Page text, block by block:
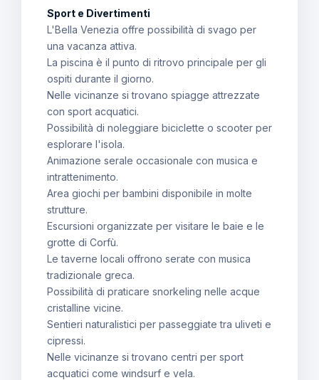
Sport e Divertimenti
L'Bella Venezia offre possibilità di svago per
una vacanza attiva.
La piscina è il punto di ritrovo principale per gli
ospiti durante il giorno.
Nelle vicinanze si trovano spiagge attrezzate
con sport acquatici.
Possibilità di noleggiare biciclette o scooter per
esplorare l'isola.
Animazione serale occasionale con musica e
intrattenimento.
Area giochi per bambini disponibile in molte
strutture.
Escursioni organizzate per visitare le baie e le
grotte di Corfù.
Le taverne locali offrono serate con musica
tradizionale greca.
Possibilità di praticare snorkeling nelle acque
cristalline vicine.
Sentieri naturalistici per passeggiate tra uliveti e
cipressi.
Nelle vicinanze si trovano centri per sport
acquatici come windsurf e vela.